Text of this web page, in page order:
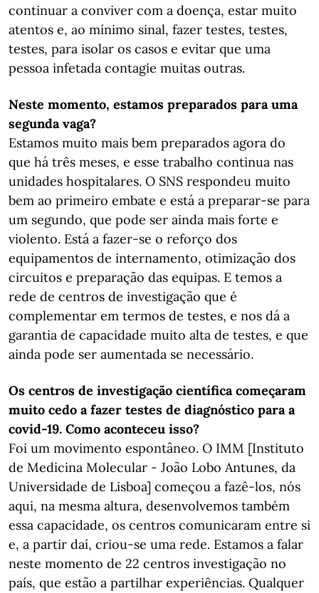
continuar a conviver com a doença, estar muito
atentos e, ao mínimo sinal, fazer testes, testes,
testes, para isolar os casos e evitar que uma
pessoa infetada contagie muitas outras.
Neste momento, estamos preparados para uma
segunda vaga?
Estamos muito mais bem preparados agora do
que há três meses, e esse trabalho continua nas
unidades hospitalares. O SNS respondeu muito
bem ao primeiro embate e está a preparar-se para
um segundo, que pode ser ainda mais forte e
violento. Está a fazer-se o reforço dos
equipamentos de internamento, otimização dos
circuitos e preparação das equipas. E temos a
rede de centros de investigação que é
complementar em termos de testes, e nos dá a
garantia de capacidade muito alta de testes, e que
ainda pode ser aumentada se necessário.
Os centros de investigação científica começaram
muito cedo a fazer testes de diagnóstico para a
covid-19. Como aconteceu isso?
Foi um movimento espontâneo. O IMM [Instituto
de Medicina Molecular - João Lobo Antunes, da
Universidade de Lisboa] começou a fazê-los, nós
aqui, na mesma altura, desenvolvemos também
essa capacidade, os centros comunicaram entre si
e, a partir daí, criou-se uma rede. Estamos a falar
neste momento de 22 centros investigação no
país, que estão a partilhar experiências. Qualquer